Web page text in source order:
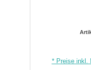
* Preise inkl.